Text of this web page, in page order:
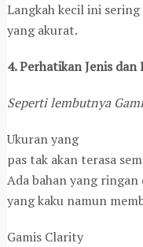
Langkah kecil ini
yang akurat.
4. Perhatikan Jenis
Seperti lembutnya
Ukuran yang
pas tak akan terasa
Ada bahan yang
yang kaku namun
Gamis Clarity